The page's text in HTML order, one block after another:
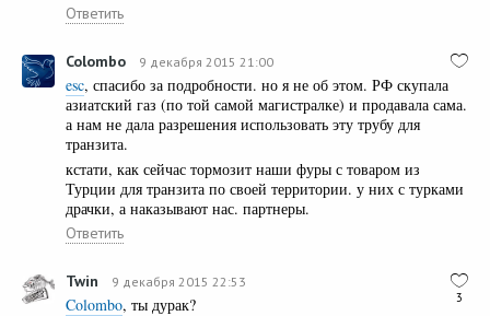
Ответить
Colombo 9 декабря 2015 21:00
esc, спасибо за подробности. но я не об этом. РФ скупала
азиатский газ (по той самой магистралке) и продавала сама.
а нам не дала разрешения использовать эту трубу для
транзита.
кстати, как сейчас тормозит наши фуры с товаром из
Турции для транзита по своей территории. у них с турками
драчки, а наказывают нас. партнеры.
Ответить
3
Twin 9 декабря 2015 22:53
Colombo, ты дурак?